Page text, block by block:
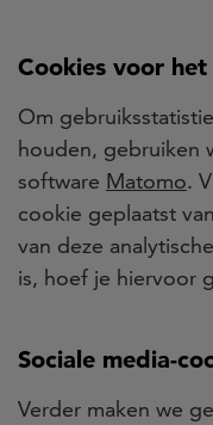
Cookies voor
Om
houden, gebruiken
software Matomo.
cookie geplaatst
van deze
is, hoef je hiervoor
Sociale media-
Verder maken we